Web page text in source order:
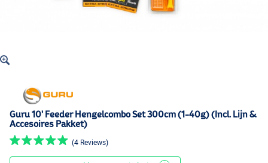
Guru 10' Feeder Hengelcombo Set 300cm (1-40g) (Incl. Lijn &
Accesoires Pakket)
(4 Reviews)